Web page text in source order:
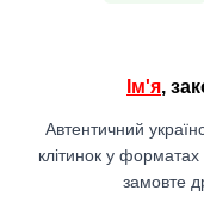
Ім'я,
Автентичний
клітинок у
замовте